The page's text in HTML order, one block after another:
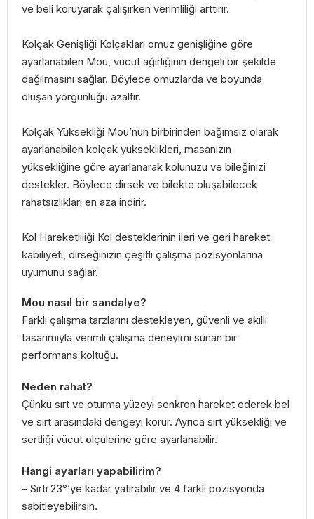
ve beli koruyarak çalışırken verimliliği arttırır.
Kolçak Genişliği Kolçakları omuz genişliğine göre
ayarlanabilen Mou, vücut ağırlığının dengeli bir şekilde
dağılmasını sağlar. Böylece omuzlarda ve boyunda
oluşan yorgunluğu azaltır.
Kolçak Yüksekliği Mou’nun birbirinden bağımsız olarak
ayarlanabilen kolçak yükseklikleri, masanızın
yüksekliğine göre ayarlanarak kolunuzu ve bileğinizi
destekler. Böylece dirsek ve bilekte oluşabilecek
rahatsızlıkları en aza indirir.
Kol Hareketliliği Kol desteklerinin ileri ve geri hareket
kabiliyeti, dirseğinizin çeşitli çalışma pozisyonlarına
uyumunu sağlar.
Mou nasıl bir sandalye?
Farklı çalışma tarzlarını destekleyen, güvenli ve akıllı
tasarımıyla verimli çalışma deneyimi sunan bir
performans koltuğu.
Neden rahat?
Çünkü sırt ve oturma yüzeyi senkron hareket ederek bel
ve sırt arasındaki dengeyi korur. Ayrıca sırt yüksekliği ve
sertliği vücut ölçülerine göre ayarlanabilir.
Hangi ayarları yapabilirim?
– Sırtı 23°’ye kadar yatırabilir ve 4 farklı pozisyonda
sabitleyebilirsin.